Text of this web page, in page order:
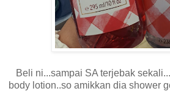
Beli ni...sampai SA terjebak
body lotion..so amikkan dia shower